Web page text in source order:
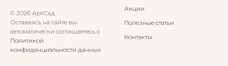
© 2026 АртСад
Оставаясь на сайте вы
автоматически соглашаетесь с
Политикой
конфиденциальности данных
Акции
Полезные статьи
Контакты